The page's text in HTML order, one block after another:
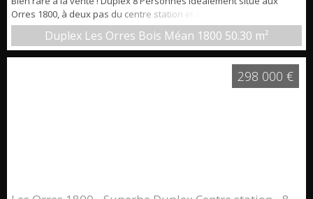
Orres 1800, à deux pas du centre station et à deux pas du front de
neige, dans une résidence avec piscine intérieure : découvrez ce
confortable Duplex en dernier étage, rénové avec soin. Il séduit par
ses volumes, ses nombreux couchages et une vue dégagée depuis
ses balcons sous charpente ! Caractéristiques principales : &...
Duplex Les Orres Bois Méan 1800 50.30 m²
298 000 €